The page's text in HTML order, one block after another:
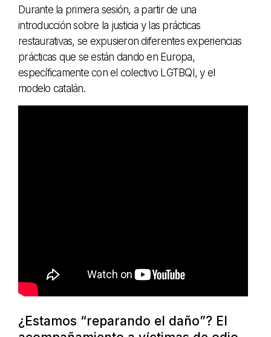
Durante la primera sesión, a partir de una
introducción sobre la justicia y las prácticas
restaurativas, se expusieron diferentes experiencias
prácticas que se están dando en Europa,
específicamente con el colectivo LGTBQI, y el
modelo catalán.
¿Estamos “reparando el daño”? El